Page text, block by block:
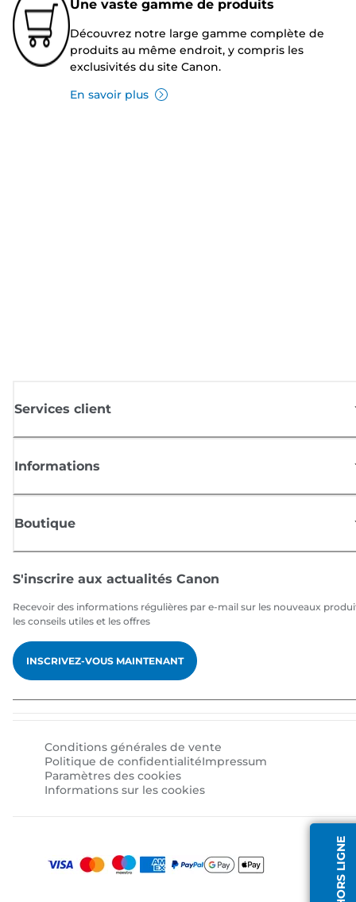
Une vaste gamme de produits
Découvrez notre large gamme complète de
produits au même endroit, y compris les
exclusivités du site Canon.
En savoir plus
Services client
Informations
Boutique
S'inscrire aux actualités Canon
Recevoir des informations régulières par e-mail sur les nouveaux
les conseils utiles et les offres
INSCRIVEZ-VOUS MAINTENANT
Conditions générales de vente
Politique de confidentialitéImpressum
Paramètres des cookies
Informations sur les cookies